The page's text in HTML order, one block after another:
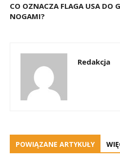
CO OZNACZA FLAGA USA DO
NOGAMI?
Redakcja
POWIĄZANE ARTYKUŁY